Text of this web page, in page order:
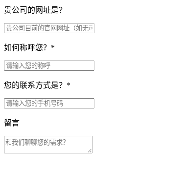
贵公司的网址是？
如何称呼您？ *
您的联系方式是？ *
留言